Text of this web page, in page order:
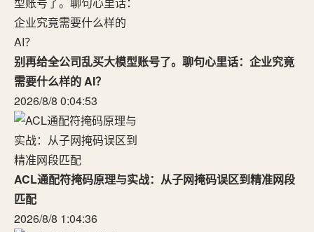
别再给全公司乱买大模型账号了。聊句心里话：企业究竟
需要什么样的 AI？
2026/8/8 0:04:53
ACL通配符掩码原理与实战：从子网掩码误区到精准网段
匹配
2026/8/8 1:04:36